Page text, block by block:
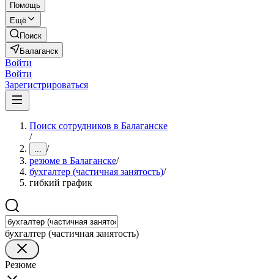
Помощь
Ещё
Поиск
Балаганск
Войти
Войти
Зарегистрироваться
Поиск сотрудников в Балаганске
/
... /
резюме в Балаганске/
бухгалтер (частичная занятость)/
гибкий график
бухгалтер (частичная занятость)
Резюме